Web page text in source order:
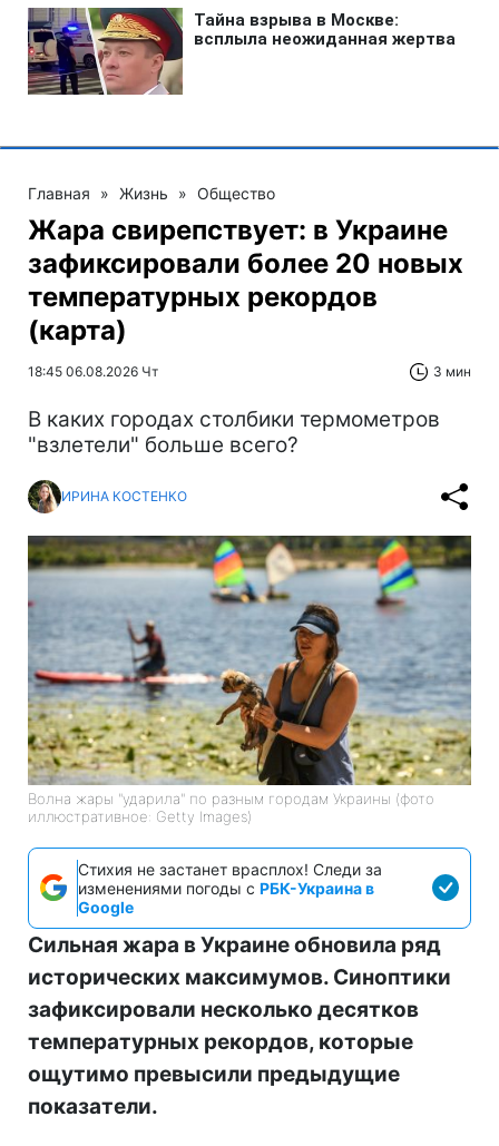
Главная » Жизнь » Общество
Жара свирепствует: в Украине
зафиксировали более 20 новых
температурных рекордов
(карта)
18:45 06.08.2026 Чт 3 мин
В каких городах столбики термометров
"взлетели" больше всего?
ИРИНА КОСТЕНКО
Волна жары "ударила" по разным городам Украины (фото
иллюстративное: Getty Images)
Стихия не застанет врасплох! Следи за
изменениями погоды с РБК-Украина в
Google
Сильная жара в Украине обновила ряд
исторических максимумов. Синоптики
зафиксировали несколько десятков
температурных рекордов, которые
ощутимо превысили предыдущие
показатели.